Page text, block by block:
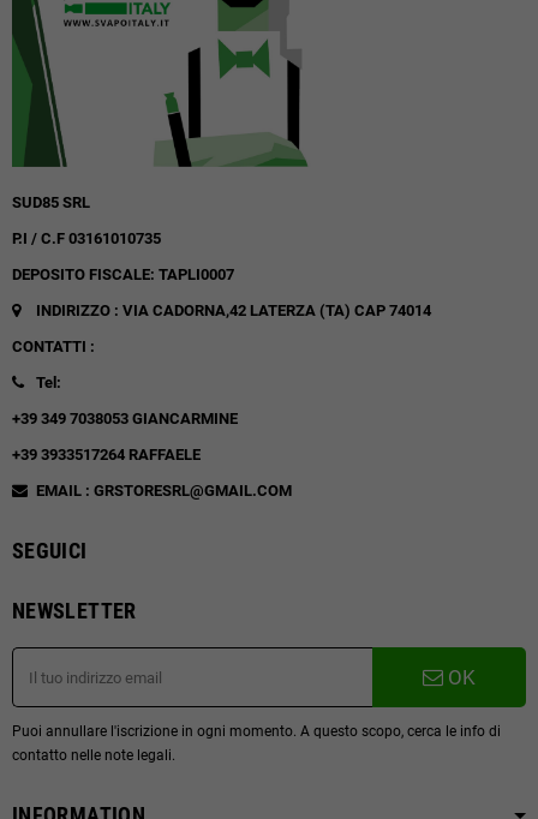
SUD85 SRL
P.I / C.F 03161010735
DEPOSITO FISCALE: TAPLI0007
INDIRIZZO : VIA CADORNA,42 LATERZA (TA) CAP 74014
CONTATTI :
Tel:
+39 349 7038053 GIANCARMINE
+39 3933517264 RAFFAELE
EMAIL : GRSTORESRL@GMAIL.COM
SEGUICI
NEWSLETTER
OK
Puoi annullare l'iscrizione in ogni momento. A questo scopo, cerca le info di
contatto nelle note legali.